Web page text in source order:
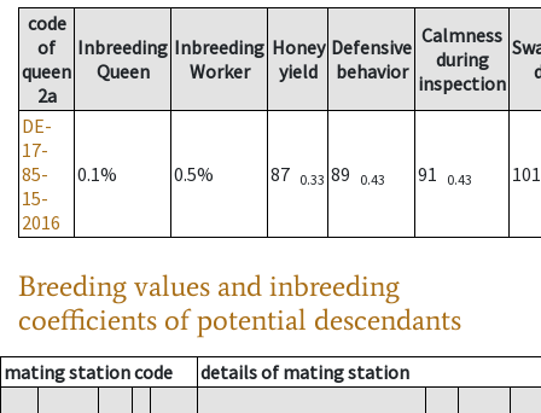
code
of
queen
2a
Inbreeding
Queen
Inbreeding
Worker
Honey
yield
Defensive
behavior
Calmness
during
inspection
DE-
17-
85-
15-
2016
0.1% 0.5% 87 0.33 89 0.43 91 0.43
Breeding values and inbreeding
coefficients of potential descendants
mating station code details of mating station